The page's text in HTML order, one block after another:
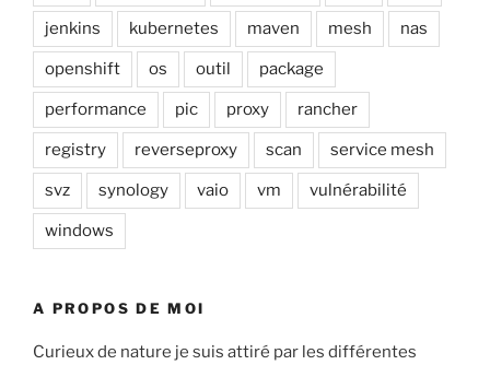
jenkins kubernetes maven mesh nas
openshift os outil package
performance pic proxy rancher
registry reverseproxy scan service mesh
svz synology vaio vm vulnérabilité
windows
A PROPOS DE MOI
Curieux de nature je suis attiré par les différentes